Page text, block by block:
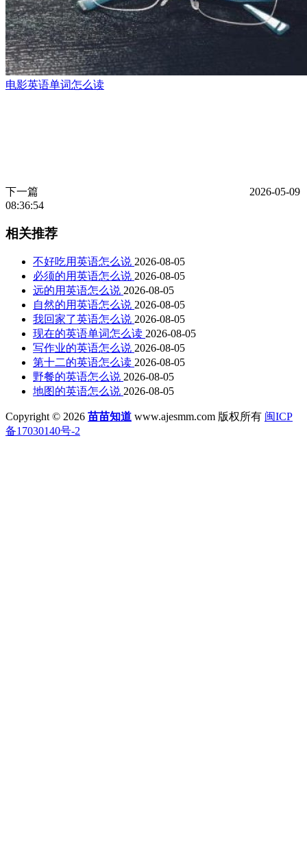
电影英语单词怎么读
下一篇
2026-05-09
08:36:54
相关推荐
不好吃用英语怎么说 2026-08-05
必须的用英语怎么说 2026-08-05
远的用英语怎么说 2026-08-05
自然的用英语怎么说 2026-08-05
我回家了英语怎么说 2026-08-05
现在的英语单词怎么读 2026-08-05
写作业的英语怎么说 2026-08-05
第十二的英语怎么读 2026-08-05
野餐的英语怎么说 2026-08-05
地图的英语怎么说 2026-08-05
Copyright © 2026 苗苗知道 www.ajesmm.com 版权所有 闽ICP
备17030140号-2